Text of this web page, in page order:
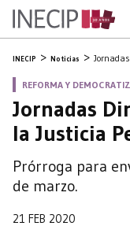
INECIP Noticias
REFORMA Y
Jornadas
la Justicia
Prórroga para
de marzo.
21 FEB 2020